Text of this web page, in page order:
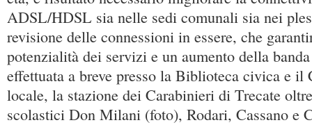
ADSL/HDSL sia nelle sedi comunali sia nei
revisione delle connessioni in essere, che
potenzialità dei servizi e un aumento della
effettuata a breve presso la Biblioteca civica e il
locale, la stazione dei Carabinieri di Trecate
scolastici Don Milani (foto), Rodari, Cassano e